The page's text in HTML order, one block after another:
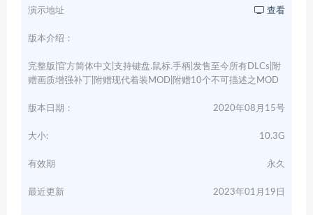
演示地址 查看
版本介绍：
完整版|官方简体中文|支持键盘.鼠标.手柄|发售至今所有DLCs|附
赠画质增强补丁|附赠现代着装MOD|附赠10个不可描述之MOD
版本日期： 2020年08月15号
大小: 10.3G
有效期 永久
最近更新 2023年01月19日